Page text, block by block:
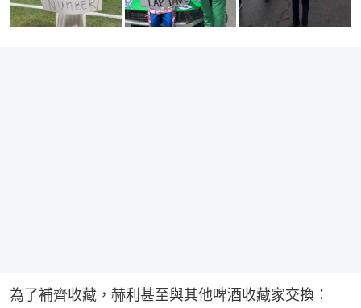
為了補齊收藏，赫利甚至與其他啤酒收藏家交換：